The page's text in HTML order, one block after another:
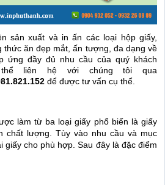
sản xuất và in ấn các loại hộp giấy,
thức ăn đẹp mắt, ấn tượng, đa dạng về
ứng đầy đủ nhu cầu của quý khách
liên hệ với chúng tôi qua
để được tư vấn cụ thể.
làm từ ba loại giấy phổ biến là giấy
chất lượng. Tùy vào nhu cầu và mục
giấy cho phù hợp. Sau đây là đặc điểm